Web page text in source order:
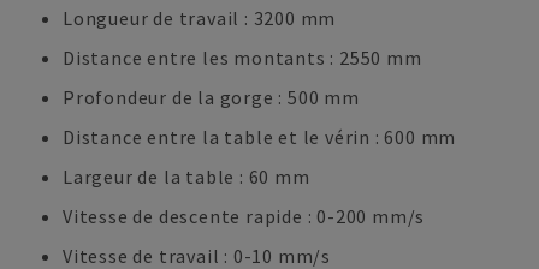
Longueur de travail : 3200 mm
Distance entre les montants : 2550 mm
Profondeur de la gorge : 500 mm
Distance entre la table et le vérin : 600 mm
Largeur de la table : 60 mm
Vitesse de descente rapide : 0-200 mm/s
Vitesse de travail : 0-10 mm/s